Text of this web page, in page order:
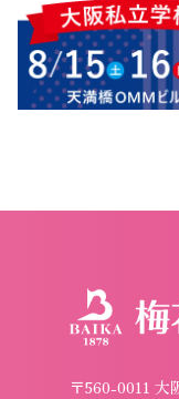
〒560-0011 大